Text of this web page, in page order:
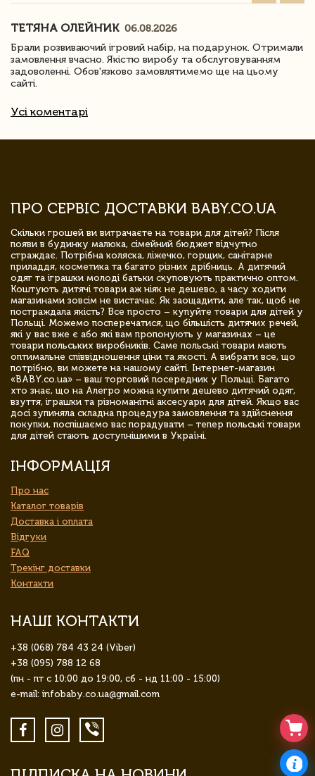
ТЕТЯНА ОЛЕЙНИК 06.08.2026
Брали розвиваючий ігровий набір, на подарунок. Отримали
замовлення вчасно. Якістю виробу та обслуговуванням
задоволенні. Обов'язково замовлятимемо ще на цьому
сайті.
Усі коментарі
ПРО СЕРВІС ДОСТАВКИ BABY.CO.UA
Скільки грошей ви витрачаєте на товари для дітей? Після
появи в будинку малюка, сімейний бюджет відчутно
страждає. Потрібна коляска, ліжечко, горщик, санітарне
приладдя, косметика та багато різних дрібниць. А дитячий
одяг та іграшки молоді батьки скуповують практично оптом.
Коштують дитячі товари аж ніяк не дешево, а часу ходити
магазинами зовсім не вистачає. Як заощадити, але так, щоб не
постраждала якість? Все просто – купуйте товари для дітей у
Польщі. Можемо посперечатися, що більшість дитячих речей,
які у вас вже є або які вам пропонують у магазинах – це
товари польських виробників. Саме польські товари мають
оптимальне співвідношення ціни та якості. А вибрати все, що
потрібно, ви можете на нашому сайті. Інтернет-магазин
«BABY.co.ua» – ваш торговий посередник у Польщі. Багато
хто знає, що на Алегро можна купити дешево дитячий одяг,
взуття, іграшки та різноманітні аксесуари для дітей. Якщо вас
досі зупиняла складна процедура замовлення та здійснення
покупки, поспішаємо вас порадувати – тепер польські товари
для дітей стають доступнішими в Україні.
ІНФОРМАЦІЯ
Про нас
Каталог товарів
Доставка і оплата
Відгуки
FAQ
Трекінг доставки
Контакти
НАШІ КОНТАКТИ
+38 (068) 784 43 24 (Viber)
+38 (095) 788 12 68
(пн - пт с 10:00 до 19:00, сб - нд 11:00 - 15:00)
e-mail: infobaby.co.ua@gmail.com